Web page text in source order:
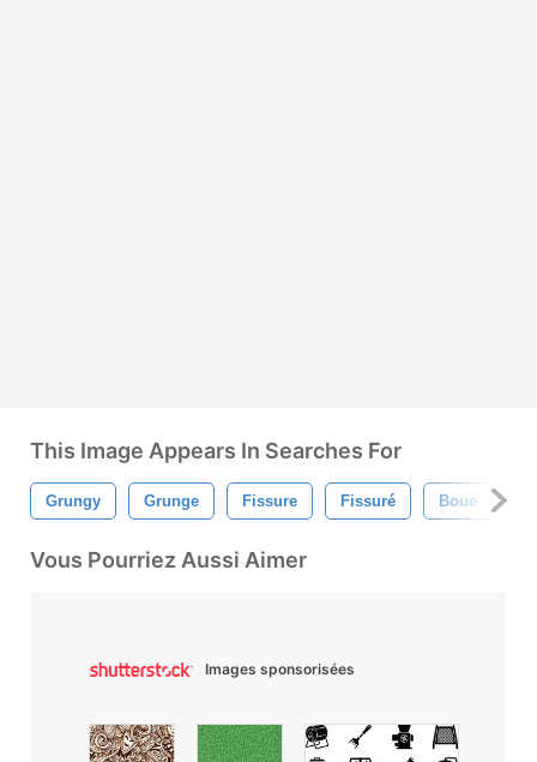
This Image Appears In Searches For
Grungy Grunge Fissure Fissuré Boue
Vous Pourriez Aussi Aimer
Images sponsorisées